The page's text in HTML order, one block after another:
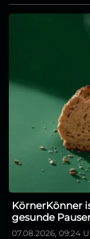
KörnerKönner
gesunde
07.08.2026, 09:24